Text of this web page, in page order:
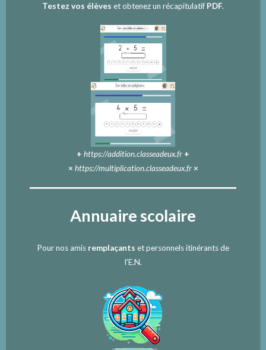
Testez vos élèves et obtenez un récapitulatif PDF.
+ https://addition.classeadeux.fr +
× https://multiplication.classeadeux.fr×
Annuaire scolaire
Pour nos amis remplaçants et personnels itinérants de
l'E.N.